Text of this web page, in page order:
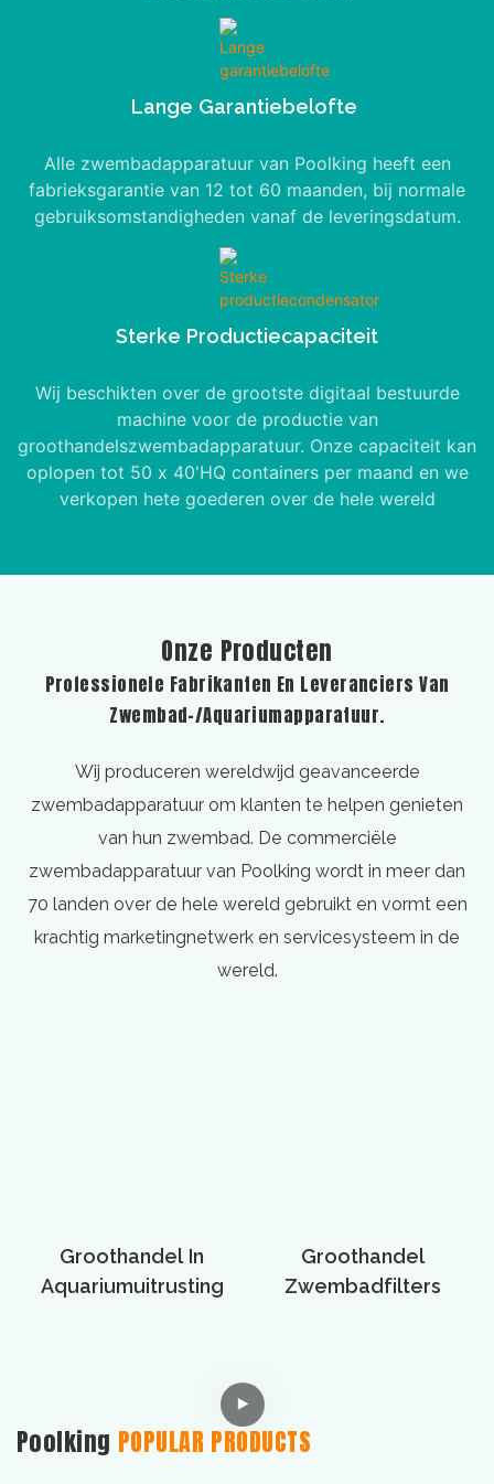
Lange Garantiebelofte
Alle zwembadapparatuur van Poolking heeft een
fabrieksgarantie van 12 tot 60 maanden, bij normale
gebruiksomstandigheden vanaf de leveringsdatum.
Sterke Productiecapaciteit
Wij beschikten over de grootste digitaal bestuurde
machine voor de productie van
groothandelszwembadapparatuur. Onze capaciteit kan
oplopen tot 50 x 40'HQ containers per maand en we
verkopen hete goederen over de hele wereld
Onze Producten
Professionele Fabrikanten En Leveranciers Van
Zwembad-/aquariumapparatuur.
Wij produceren wereldwijd geavanceerde
zwembadapparatuur om klanten te helpen genieten
van hun zwembad. De commerciële
zwembadapparatuur van Poolking wordt in meer dan
70 landen over de hele wereld gebruikt en vormt een
krachtig marketingnetwerk en servicesysteem in de
wereld.
Groothandel In
Aquariumuitrusting
Groothandel
Zwembadfilters
Poolking POPULAR PRODUCTS